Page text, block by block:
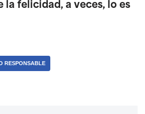
la felicidad, a veces, lo es
RESPONSABLE